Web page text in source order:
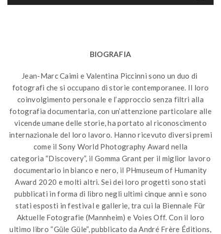
BIOGRAFIA
Jean-Marc Caimi e Valentina Piccinni sono un duo di
fotografi che si occupano di storie contemporanee. Il loro
coinvolgimento personale e l’approccio senza filtri alla
fotografia documentaria, con un’attenzione particolare alle
vicende umane delle storie, ha portato al riconoscimento
internazionale del loro lavoro. Hanno ricevuto diversi premi
come il Sony World Photography Award nella
categoria “Discovery”, il Gomma Grant per il miglior lavoro
documentario in bianco e nero, il PHmuseum of Humanity
Award 2020 e molti altri. Sei dei loro progetti sono stati
pubblicati in forma di libro negli ultimi cinque anni e sono
stati esposti in festival e gallerie, tra cui la Biennale Für
Aktuelle Fotografie (Mannheim) e Voies Off. Con il loro
ultimo libro “Güle Güle”, pubblicato da André Frère Éditions,